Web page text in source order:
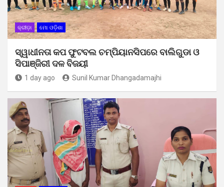
କ୍ରୀଡ଼ା ମୋ ଓଡ଼ିଶା
ସ୍ୱାଧୀନତା କପ ଫୁଟବଲ ଚମ୍ପିୟାନସିପରେ ବାଲିଗୁଡା ଓ
ସିପାଞ୍ଜିରୀ ଦଳ ବିଜୟୀ
1 day ago Sunil Kumar Dhangadamajhi